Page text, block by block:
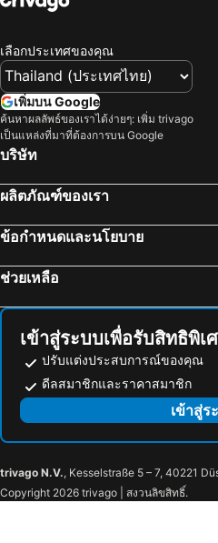
เลือกประเทศของคุณ
เพิ่มบน Google
ค้นหาผลลัพธ์ของเราได้ง่ายๆ: เพิ่ม trivago
เป็นแหล่งที่มาที่ต้องการบน Google
บริษัท
ผลิตภัณฑ์ของเรา
ข้อกำหนดและนโยบาย
ช่วยเหลือ
เข้าสู่ระบบเพื่อรับสิทธิพิ
ปรับแต่งประสบการณ์ของคุณ
ดีลสมาชิกและราคาสมาชิก
เข้าสู่ร
trivago N.V., Kesselstraße 5 – 7, 40221
Copyright 2026 trivago | สงวนลิขสิทธิ์.